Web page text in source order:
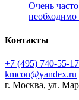
Очень
Контакты
+7 (495) 740‑55‑17
kmcon@yandex.ru
г. Москва, ул.